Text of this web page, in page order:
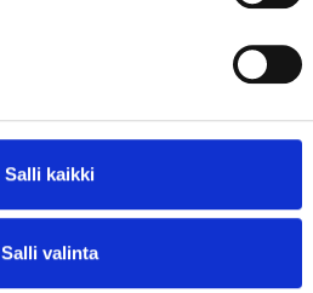
Salli kaikki
Salli valinta